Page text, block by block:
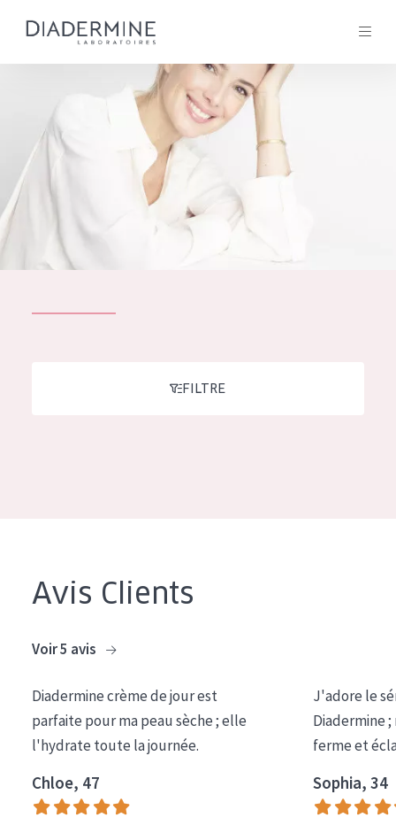
SOLUTIONS POUR LA PEAU
TYPE DE PRODUIT
Crème pour les Yeux
Sérum
COLLECTION
TOUS LES PRODUIT
Tous les Produit
ACCUEIL
Conseils Beauté
FILTRE
Avis Clients
Voir 5 avis
Diadermine crème de jour est
parfaite pour ma peau sèche ; elle
l'hydrate toute la journée.
Chloe, 47
J'adore le
Diadermine
ferme et
Sophia, 34